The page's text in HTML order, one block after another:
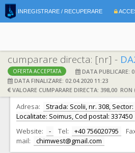
INREGISTRARE / RECUPERARE
cumparare directa: [nr] -
OFERTA ACCEPTATA
DATA PUBLICARE:
DATA FINALIZARE: 02.04.2020 11:23
VALOARE CUMPARARE DIRECTA: 398,00
DATE IDENTIFICARE OFERTANT
Ofertant: S.C. CHIMWEST S.R.L. CIF:
Adresa:
Strada: Scolii, nr. 308,
Localitate: Soimus, Cod postal: 337450
Website:
- Tel: +40 756020795
mail:
chimwest@gmail.com